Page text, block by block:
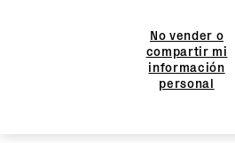
No vender o
compartir mi
información
personal